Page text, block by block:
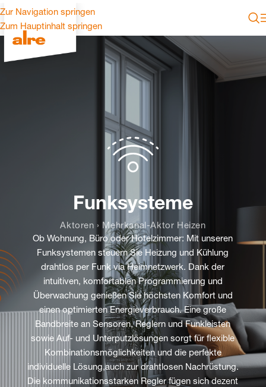
Zur Navigation springen
Zum Hauptinhalt springen
Funksysteme
Aktoren › Mehrkanal-Aktor Heizen
Ob Wohnung, Büro oder Hotelzimmer: Mit unseren
Funksystemen steuern Sie Heizung und Kühlung
drahtlos per Funk via Heimnetzwerk. Dank der
intuitiven, komfortablen Programmierung und
Überwachung genießen Sie höchsten Komfort und
einen optimierten Energieverbrauch. Eine große
Bandbreite an Sensoren, Reglern und Funkleisten
sowie Auf- und Unterputzlösungen sorgt für flexible
Kombinationsmöglichkeiten und die perfekte
individuelle Lösung,auch zur drahtlosen Nachrüstung.
Die kommunikationsstarken Regler fügen sich dezent